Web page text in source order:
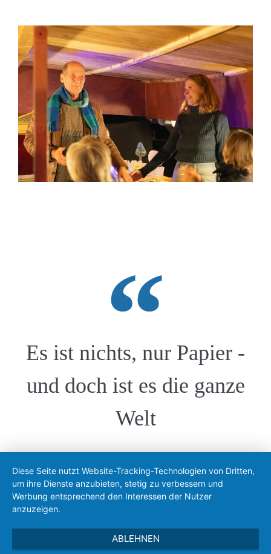
Es ist nichts, nur Papier -
und doch ist es die ganze
Welt
Peter Hoeg
Diese Seite nutzt Website-Tracking-Technologien von Dritten,
um ihre Dienste anzubieten, stetig zu verbessern und
Werbung entsprechend den Interessen der Nutzer
anzuzeigen.
ABLEHNEN